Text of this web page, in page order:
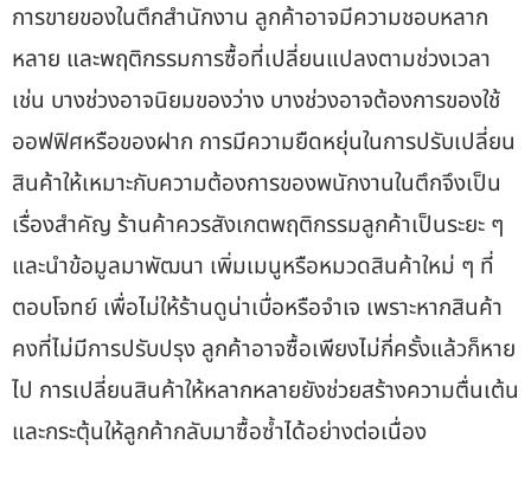
การขายของในตึกสำนักงาน ลูกค้าอาจมีความชอบหลาก
หลาย และพฤติกรรมการซื้อที่เปลี่ยนแปลงตามช่วงเวลา
เช่น บางช่วงอาจนิยมของว่าง บางช่วงอาจต้องการของใช้
ออฟฟิศหรือของฝาก การมีความยืดหยุ่นในการปรับเปลี่ยน
สินค้าให้เหมาะกับความต้องการของพนักงานในตึกจึงเป็น
เรื่องสำคัญ ร้านค้าควรสังเกตพฤติกรรมลูกค้าเป็นระยะ ๆ
และนำข้อมูลมาพัฒนา เพิ่มเมนูหรือหมวดสินค้าใหม่ ๆ ที่
ตอบโจทย์ เพื่อไม่ให้ร้านดูน่าเบื่อหรือจำเจ เพราะหากสินค้า
คงที่ไม่มีการปรับปรุง ลูกค้าอาจซื้อเพียงไม่กี่ครั้งแล้วก็หาย
ไป การเปลี่ยนสินค้าให้หลากหลายยังช่วยสร้างความตื่นเต้น
และกระตุ้นให้ลูกค้ากลับมาซื้อซ้ำได้อย่างต่อเนื่อง